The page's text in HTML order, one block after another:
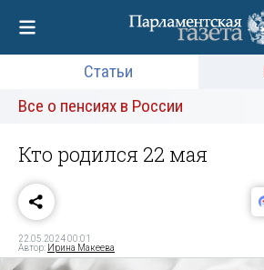
Статьи
Все о пенсиях в России
Кто родился 22 мая
22.05.2024 00:01
Автор: Ирина Макеева